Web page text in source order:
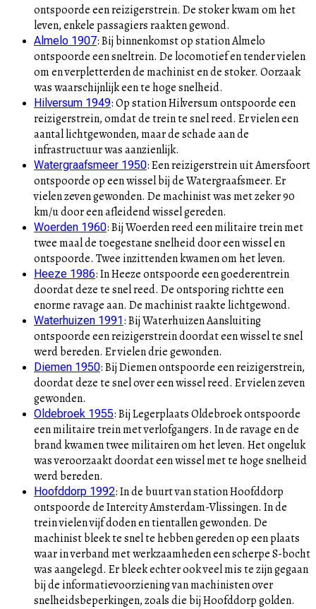
ontspoorde een reizigerstrein. De stoker kwam om het
leven, enkele passagiers raakten gewond.
Almelo 1907:Bij binnenkomst op station Almelo
ontspoorde een sneltrein. De locomotief en tender vielen
om en verpletterden de machinist en de stoker. Oorzaak
was waarschijnlijk een te hoge snelheid.
Hilversum 1949:Op station Hilversum ontspoorde een
reizigerstrein, omdat de trein te snel reed. Er vielen een
aantal lichtgewonden, maar de schade aan de
infrastructuur was aanzienlijk.
Watergraafsmeer 1950:Een reizigerstrein uit Amersfoort
ontspoorde op een wissel bij de Watergraafsmeer. Er
vielen zeven gewonden. De machinist was met zeker 90
km/u door een afleidend wissel gereden.
Woerden 1960:Bij Woerden reed een militaire trein met
twee maal de toegestane snelheid door een wissel en
ontspoorde. Twee inzittenden kwamen om het leven.
Heeze 1986:In Heeze ontspoorde een goederentrein
doordat deze te snel reed. De ontsporing richtte een
enorme ravage aan. De machinist raakte lichtgewond.
Waterhuizen 1991:Bij Waterhuizen Aansluiting
ontspoorde een reizigerstrein doordat een wissel te snel
werd bereden. Er vielen drie gewonden.
Diemen 1950:Bij Diemen ontspoorde een reizigerstrein,
doordat deze te snel over een wissel reed. Er vielen zeven
gewonden.
Oldebroek 1955:Bij Legerplaats Oldebroek ontspoorde
een militaire trein met verlofgangers. In de ravage en de
brand kwamen twee militairen om het leven. Het ongeluk
was veroorzaakt doordat een wissel met te hoge snelheid
werd bereden.
Hoofddorp 1992:In de buurt van station Hoofddorp
ontspoorde de Intercity Amsterdam-Vlissingen. In de
trein vielen vijf doden en tientallen gewonden. De
machinist bleek te snel te hebben gereden op een plaats
waar in verband met werkzaamheden een scherpe S-bocht
was aangelegd. Er bleek echter ook veel mis te zijn gegaan
bij de informatievoorziening van machinisten over
snelheidsbeperkingen, zoals die bij Hoofddorp golden.